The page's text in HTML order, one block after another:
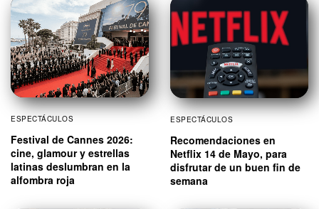
ESPECTÁCULOS
Festival de Cannes 2026:
cine, glamour y estrellas
latinas deslumbran en la
alfombra roja
ESPECTÁCULOS
Recomendaciones en
Netflix 14 de Mayo, para
disfrutar de un buen fin de
semana